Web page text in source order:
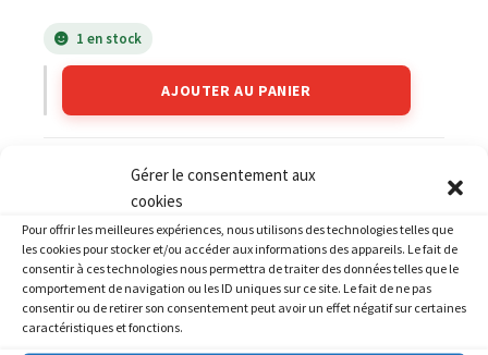
Gérer le consentement aux
cookies
Pour offrir les meilleures expériences, nous utilisons des technologies telles que
les cookies pour stocker et/ou accéder aux informations des appareils. Le fait de
consentir à ces technologies nous permettra de traiter des données telles que le
comportement de navigation ou les ID uniques sur ce site. Le fait de ne pas
consentir ou de retirer son consentement peut avoir un effet négatif sur certaines
caractéristiques et fonctions.
1 en stock
AJOUTER AU PANIER
SUZUKI SUZUKI 400 GSF Bandit
PRODUITS SIMILAIRES